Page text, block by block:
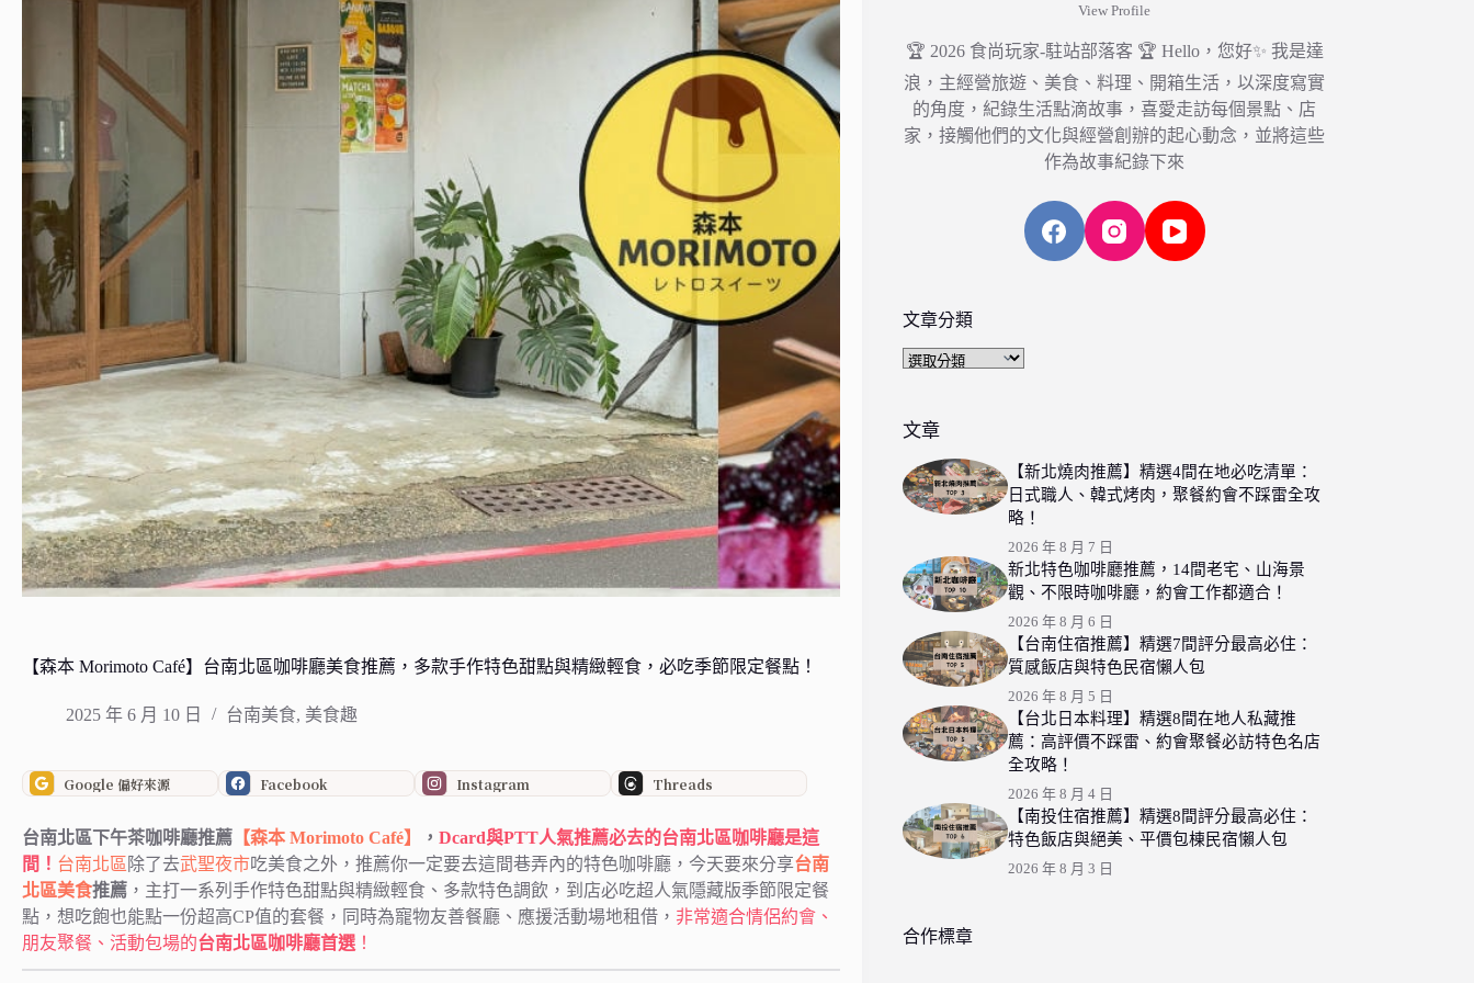
【森本 Morimoto Café】台南北區咖啡廳美食推薦，多款手作特色甜點與精緻輕食，必吃季節限定餐點！
2025 年 6 月 10 日 台南美食, 美食趣
Google 偏好來源 Facebook Instagram Threads
台南北區下午茶咖啡廳推薦 【森本 Morimoto Café】 ， Dcard與PTT人氣推薦必去的台南北區咖啡廳是這
間！ 台南北區 除了去武聖夜市吃美食之外，推薦你一定要去這間巷弄內的特色咖啡廳，今天要來分享台南
北區美食推薦 ，主打一系列手作特色甜點與精緻輕食、多款特色調飲，到店必吃超人氣隱藏版季節限定餐
點，想吃飽也能點一份超高CP值的套餐，同時為寵物友善餐廳、應援活動場地租借， 非常適合情侶約會、
朋友聚餐、活動包場的台南北區咖啡廳首選 ！
View Profile
🏆 2026 食尚玩家-駐站部落客 🏆 Hello，您好✨ 我是達
浪，主經營旅遊、美食、料理、開箱生活，以深度寫實
的角度，紀錄生活點滴故事，喜愛走訪每個景點、店
家，接觸他們的文化與經營創辦的起心動念，並將這些
作為故事紀錄下來
文章分類
文
類
文章
【新北燒肉推薦】精選4間在地必吃清單：
日式職人、韓式烤肉，聚餐約會不踩雷全攻
略！
2026 年 8 月 7 日
新北特色咖啡廳推薦，14間老宅、山海景
觀、不限時咖啡廳，約會工作都適合！
2026 年 8 月 6 日
【台南住宿推薦】精選7間評分最高必住：
質感飯店與特色民宿懶人包
2026 年 8 月 5 日
【台北日本料理】精選8間在地人私藏推
薦：高評價不踩雷、約會聚餐必訪特色名店
全攻略！
2026 年 8 月 4 日
【南投住宿推薦】精選8間評分最高必住：
特色飯店與絕美、平價包棟民宿懶人包
2026 年 8 月 3 日
合作標章